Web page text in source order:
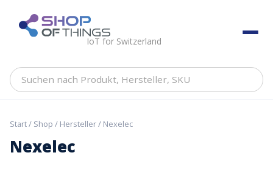
content ShopOfThings
IoT for Switzerland
Suchen
Hersteller,
Start/ Shop / Hersteller/ Nexelec
Nexelec